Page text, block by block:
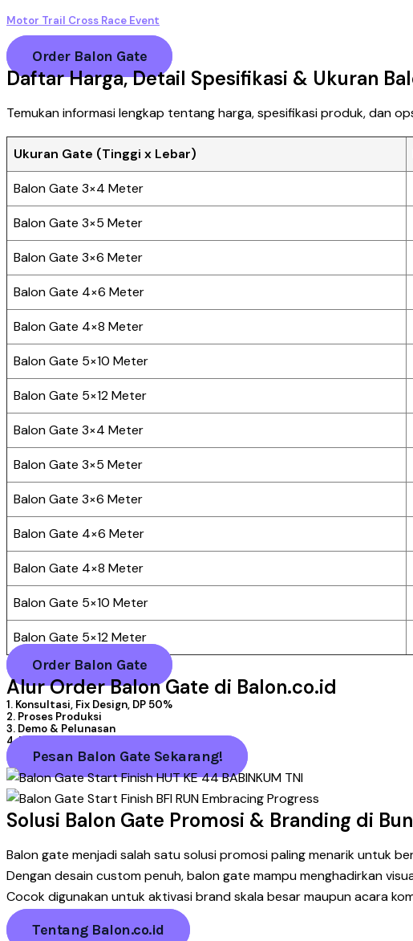
Motor Trail Cross Race Event
Order Balon Gate
Daftar Harga, Detail Spesifikasi & Ukuran
Temukan informasi lengkap tentang harga, spesifikasi produk, dan
Ukuran Gate (Tinggi x Lebar)
Balon Gate 3×4 Meter
Balon Gate 3×5 Meter
Balon Gate 3×6 Meter
Balon Gate 4×6 Meter
Balon Gate 4×8 Meter
Balon Gate 5×10 Meter
Balon Gate 5×12 Meter
Balon Gate 3×4 Meter
Balon Gate 3×5 Meter
Balon Gate 3×6 Meter
Balon Gate 4×6 Meter
Balon Gate 4×8 Meter
Balon Gate 5×10 Meter
Balon Gate 5×12 Meter
Order Balon Gate
Alur Order Balon Gate di Balon.co.id
1. Konsultasi, Fix Design, DP 50%
2. Proses Produksi
3. Demo & Pelunasan
4. Pengiriman
Pesan Balon Gate Sekarang!
Solusi Balon Gate Promosi & Branding di
Balon gate menjadi salah satu solusi promosi paling menarik untuk
Dengan desain custom penuh, balon gate mampu menghadirkan
Cocok digunakan untuk aktivasi brand skala besar maupun acara
Tentang Balon.co.id